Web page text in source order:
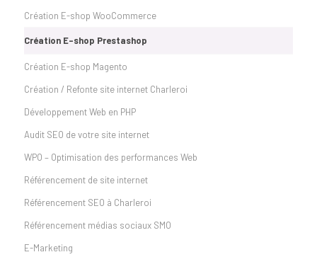
Création E-shop WooCommerce
Création E-shop Prestashop
Création E-shop Magento
Création / Refonte site internet Charleroi
Développement Web en PHP
Audit SEO de votre site internet
WPO – Optimisation des performances Web
Référencement de site internet
Référencement SEO à Charleroi
Référencement médias sociaux SMO
E-Marketing